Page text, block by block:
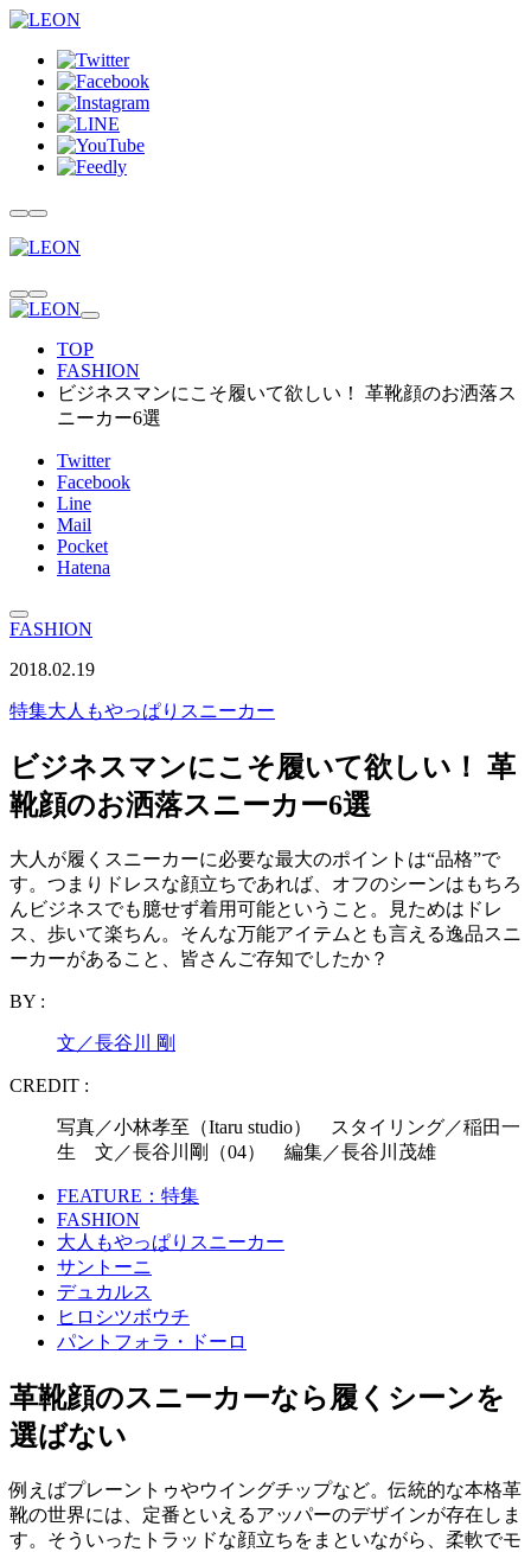
TOP
FASHION
ビジネスマンにこそ履いて欲しい！ 革靴顔のお洒落ス
ニーカー6選
Twitter
Facebook
Line
Mail
Pocket
Hatena
FASHION
2018.02.19
特集大人もやっぱりスニーカー
ビジネスマンにこそ履いて欲しい！ 革
靴顔のお洒落スニーカー6選
大人が履くスニーカーに必要な最大のポイントは“品格”で
す。つまりドレスな顔立ちであれば、オフのシーンはもちろ
んビジネスでも臆せず着用可能ということ。見ためはドレ
ス、歩いて楽ちん。そんな万能アイテムとも言える逸品スニ
ーカーがあること、皆さんご存知でしたか？
BY :
文／長谷川 剛
CREDIT :
写真／小林孝至（Itaru studio） スタイリング／稲田一
生 文／長谷川剛（04） 編集／長谷川茂雄
FEATURE：特集
FASHION
大人もやっぱりスニーカー
サントーニ
デュカルス
ヒロシツボウチ
パントフォラ・ドーロ
革靴顔のスニーカーなら履くシーンを
選ばない
例えばプレーントゥやウイングチップなど。伝統的な本格革
靴の世界には、定番といえるアッパーのデザインが存在しま
す。そういったトラッドな顔立ちをまといながら、柔軟でモ